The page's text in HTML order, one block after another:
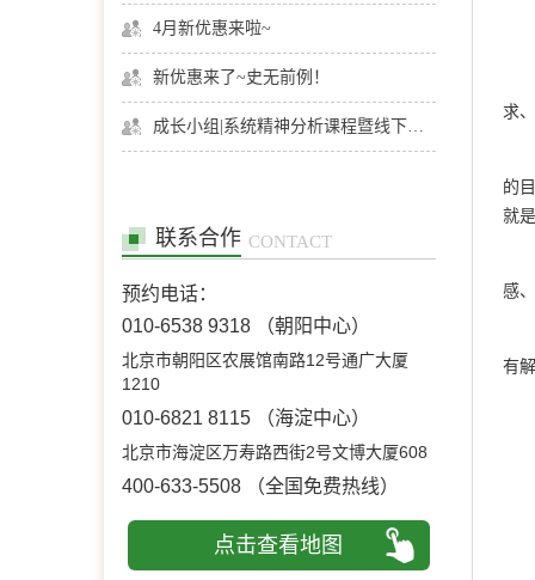
4月新优惠来啦~
新优惠来了~史无前例！
成长小组|系统精神分析课程暨线下团体成长小组招募
联系合作 CONTACT
预约电话：
010-6538 9318
（朝阳中心）
北京市朝阳区农展馆南路12号通广大厦
1210
010-6821 8115 （海淀中心）
北京市海淀区万寿路西街2号文博大厦608
400-633-5508 （全国免费热线）
点击查看地图
求
的
就
感
有